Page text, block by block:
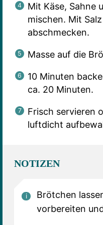
Mit Käse, Sahne
mischen. Mit
abschmecken.
Masse auf die
10 Minuten
ca. 20 Minuten.
Frisch servieren
luftdicht
NOTIZEN
Brötchen
vorbereiten